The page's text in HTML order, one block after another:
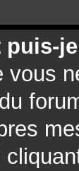
puis-
vous